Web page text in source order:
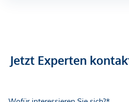
Wohneinheit über einen
ca. 2,52 m.
Jetzt Experten